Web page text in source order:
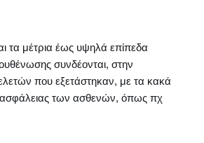
τα μέτρια έως υψηλά επίπεδα
συνδέονται, στην
που εξετάστηκαν, με τα κακά
των ασθενών, όπως πχ